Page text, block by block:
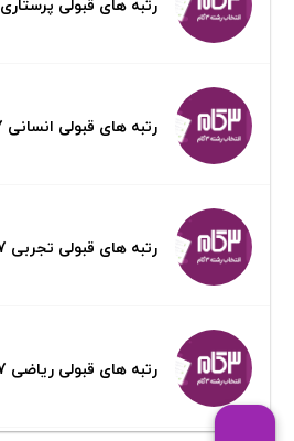
رتبه های قبولی انسانی 97
رتبه های قبولی تجربی 97
رتبه های قبولی ریاضی 97